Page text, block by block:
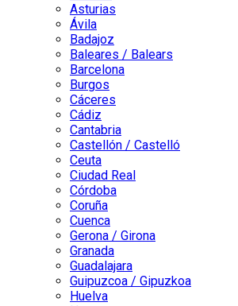
Asturias
Ávila
Badajoz
Baleares / Balears
Barcelona
Burgos
Cáceres
Cádiz
Cantabria
Castellón / Castelló
Ceuta
Ciudad Real
Córdoba
Coruña
Cuenca
Gerona / Girona
Granada
Guadalajara
Guipuzcoa / Gipuzkoa
Huelva